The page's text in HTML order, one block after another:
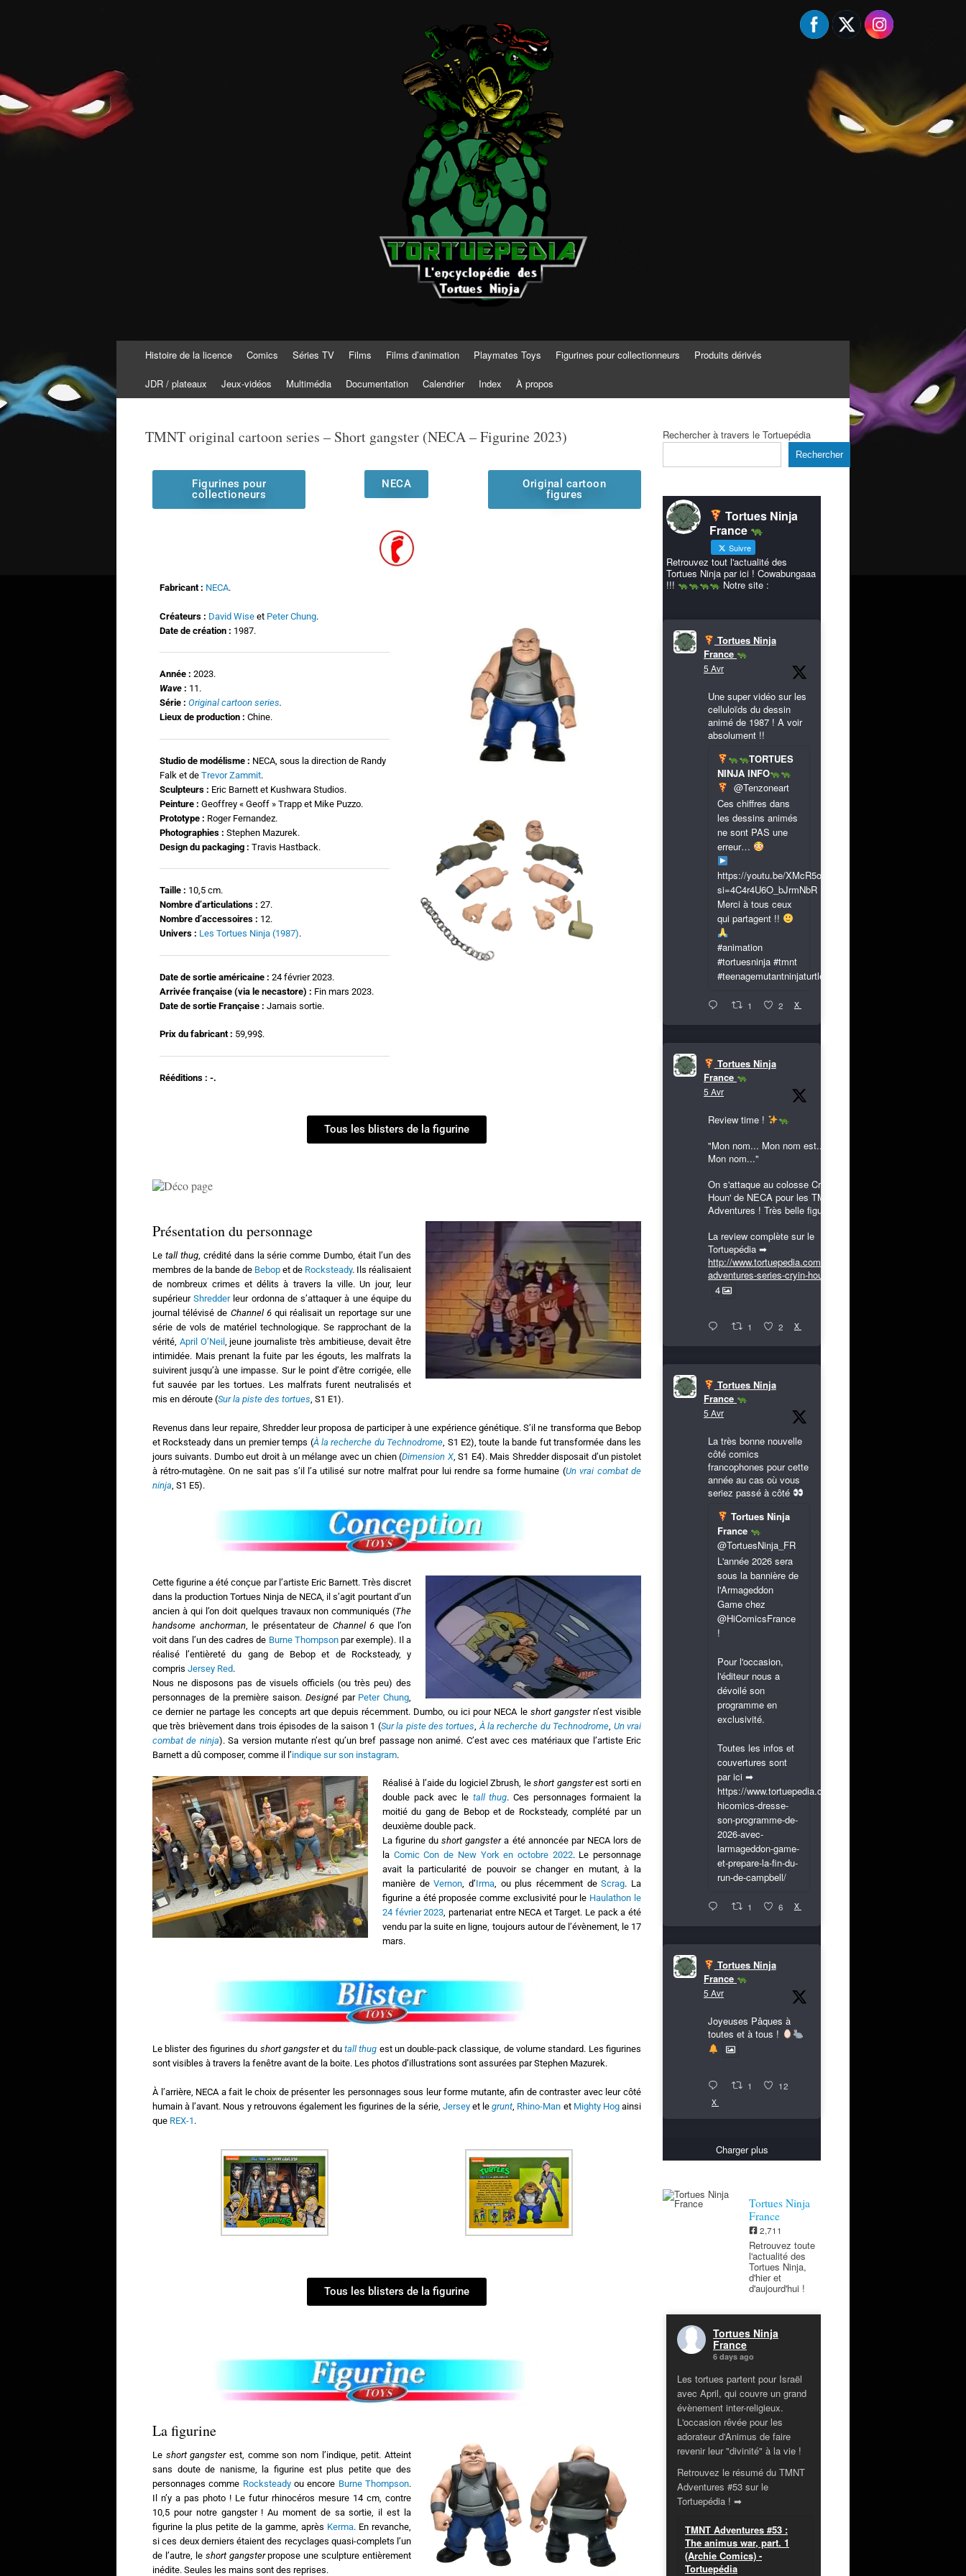
Tortuepédia
L'encyclopédie des Tortues Ninja !
Histoire de la licence Comics Séries TV Films Films d’animation Playmates Toys Figurines pour collectionneurs Produits dérivés
JDR / plateaux Jeux-vidéos Multimédia Documentation Calendrier Index À propos
TMNT original cartoon series – Short gangster (NECA – Figurine 2023)
Figurines pour
collectioneurs
NECA
Original cartoon
figures
Fabricant : NECA.
Créateurs : David Wise et Peter Chung.
Date de création : 1987.
Année : 2023.
Wave : 11.
Série : Original cartoon series.
Lieux de production : Chine.
Studio de modélisme : NECA, sous la direction de Randy
Falk et de Trevor Zammit.
Sculpteurs : Eric Barnett et Kushwara Studios.
Peinture : Geoffrey « Geoff » Trapp et Mike Puzzo.
Prototype : Roger Fernandez.
Photographies : Stephen Mazurek.
Design du packaging : Travis Hastback.
Taille : 10,5 cm.
Nombre d’articulations : 27.
Nombre d’accessoires : 12.
Univers : Les Tortues Ninja (1987).
Date de sortie américaine : 24 février 2023.
Arrivée française (via le necastore) : Fin mars 2023.
Date de sortie Française : Jamais sortie.
Prix du fabricant : 59,99$.
Rééditions : -.
Tous les blisters de la figurine
Présentation du personnage
Le tall thug, crédité dans la série comme Dumbo, était l’un des
membres de la bande de Bebop et de Rocksteady. Ils réalisaient
de nombreux crimes et délits à travers la ville. Un jour, leur
supérieurShredderleur ordonna de s’attaquer à une équipe du
journal télévisé de Channel 6qui réalisait un reportage sur une
série de vols de matériel technologique. Se rapprochant de la
vérité, April O’Neil , jeune journaliste très ambitieuse, devait être
intimidée. Mais prenant la fuite par les égouts, les malfrats la
suivirent jusqu’à une impasse. Sur le point d’être corrigée, elle
fut sauvée par les tortues. Les malfrats furent neutralisés et
mis en déroute (Sur la piste des tortues, S1 E1).
Revenus dans leur repaire, Shredder leur proposa de participer à une expérience génétique. S’il ne transforma que Bebop
et Rocksteady dans un premier temps (À la recherche du Technodrome , S1 E2), toute la bande fut transformée dans les
jours suivants. Dumbo eut droit à un mélange avec un chien (Dimension X, S1 E4). Mais Shredder disposait d’un pistolet
à rétro-mutagène. On ne sait pas s’il l’a utilisé sur notre malfrat pour lui rendre sa forme humaine (Un vrai combat de
ninja , S1 E5).
Cette figurine a été conçue par l’artiste Eric Barnett. Très discret
dans la production Tortues Ninja de NECA, il s’agit pourtant d’un
ancien à qui l’on doit quelques travaux non communiqués (The
handsome anchorman, le présentateur de Channel 6 que l’on
voit dans l’un des cadres de Burne Thompsonpar exemple). Il a
réalisé l’entièreté du gang de Bebop et de Rocksteady, y
compris Jersey Red.
Nous ne disposons pas de visuels officiels (ou très peu) des
personnages de la première saison. Designépar Peter Chung
ce dernier ne partage les concepts art que depuis récemment. Dumbo, ou ici pour NECA le short gangster n’est visible
que très brièvement dans trois épisodes de la saison 1 (Sur la piste des tortues À la recherche du Technodrome Un vrai
combat de ninja). Sa version mutante n’est qu’un bref passage non animé. C’est avec ces matériaux que l’artiste Eric
Barnett a dû composer, comme il l’indique sur son instagram.
Réalisé à l’aide du logiciel Zbrush, leshort gangsterest sorti en
double pack avec le tall thug. Ces personnages formaient la
moitié du gang de Bebop et de Rocksteady, complété par un
deuxième double pack.
La figurine dushort gangstera été annoncée par NECA lors de
la Comic Con de New York en octobre 2022. Le personnage
avait la particularité de pouvoir se changer en mutant, à la
manière deVernon, d’Irma, ou plus récemment deScrag. La
figurine a été proposée comme exclusivité pour le Haulathon le
24 février 2023, partenariat entre NECA et Target. Le pack a été
vendu par la suite en ligne, toujours autour de l’évènement, le 17
mars.
Le blister des figurines du short gangsteret du tall thug est un double-pack classique, de volume standard. Les figurines
sont visibles à travers la fenêtre avant de la boite. Les photos d’illustrations sont assurées par Stephen Mazurek.
À l’arrière, NECA a fait le choix de présenter les personnages sous leur forme mutante, afin de contraster avec leur côté
humain à l’avant. Nous y retrouvons également les figurines de la série, Jerseyet legrunt, Rhino-Man et Mighty Hogainsi
que REX-1 .
Tous les blisters de la figurine
La figurine
Le short gangsterest, comme son nom l’indique, petit. Atteint
sans doute de nanisme, la figurine est plus petite que des
personnages comme Rocksteadyou encore Burne Thompson.
Il n’y a pas photo ! Le futur rhinocéros mesure 14 cm, contre
10,5 pour notre gangster ! Au moment de sa sortie, il est la
figurine la plus petite de la gamme, après Kerma. En revanche,
si ces deux derniers étaient des recyclages quasi-complets l’un
de l’autre, le short gangsterpropose une sculpture entièrement
inédite. Seules les mains sont des reprises.
Rechercher à travers le Tortuepédia
Rechercher
Tortues Ninja
France
Suivre
Retrouvez tout l'actualité des
Tortues Ninja par ici ! Cowabungaaa
!!!
Notre site :
Tortues Ninja
France
5 Avr
Une super vidéo sur les
celluloïds du dessin
animé de 1987 ! A voir
absolument !!
TORTUES
NINJA INFO
@Tenzoneart
Ces chiffres dans
les dessins animés
ne sont PAS une
erreur…
https://youtu.be/XMcR5or9N8A?
si=4C4r4U6O_bJrmNbR
Merci à tous ceux
qui partagent !!
#animation
#tortuesninja #tmnt
#teenagemutantninjaturtles
1 2 X
Tortues Ninja
France
5 Avr
Review time !
"Mon nom... Mon nom est...
Mon nom..."
On s'attaque au colosse Cryin'
Houn' de NECA pour les TMNT
Adventures ! Très belle figurine !
La review complète sur le
Tortuepédia ➡
http://www.tortuepedia.com/tmnt-
adventures-series-cryin-houn...
4
1 2 X
Tortues Ninja
France
5 Avr
La très bonne nouvelle
côté comics
francophones pour cette
année au cas où vous
seriez passé à côté
Tortues Ninja
France
@TortuesNinja_FR
L'année 2026 sera
sous la bannière de
l'Armageddon
Game chez
@HiComicsFrance
!
Pour l'occasion,
l'éditeur nous a
dévoilé son
programme en
exclusivité.
Toutes les infos et
couvertures sont
par ici ➡
https://www.tortuepedia.com/2026/03/31/exclusif-
hicomics-dresse-
son-programme-de-
2026-avec-
larmageddon-game-
et-prepare-la-fin-du-
run-de-campbell/
1 6 X
Tortues Ninja
France
5 Avr
Joyeuses Pâques à
toutes et à tous !
1 12
X
Charger plus
Tortues Ninja
France
2,711
Retrouvez toute
l'actualité des
Tortues Ninja,
d'hier et
d'aujourd'hui !
Tortues Ninja
France
6 days ago
Les tortues partent pour Israël
avec April, qui couvre un grand
évènement inter-religieux.
L'occasion rêvée pour les
adorateur d'Animus de faire
revenir leur "divinité" à la vie !
Retrouvez le résumé du TMNT
Adventures #53 sur le
Tortuepédia ! ➡
TMNT Adventures #53 :
The animus war, part. 1
(Archie Comics) -
Tortuepédia